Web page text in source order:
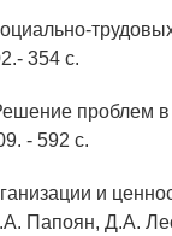
354 с.
проблем в
- 592 с.
и
Папоян, Д.А.